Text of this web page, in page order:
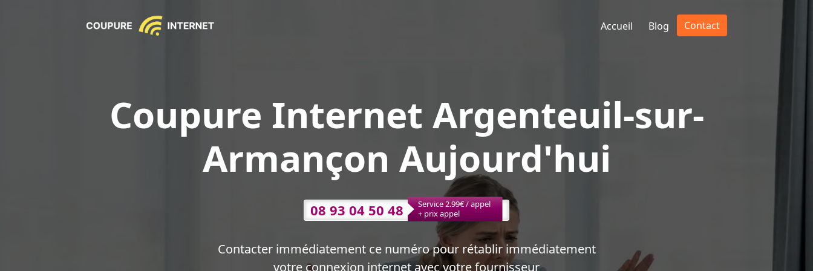
Accueil Blog Contact
Coupure Internet Argenteuil-sur-
Armançon Aujourd'hui
08 93 04 50 48
Service 2.99€ / appel
+ prix appel
Contacter immédiatement ce numéro pour rétablir immédiatement
votre connexion internet avec votre fournisseur